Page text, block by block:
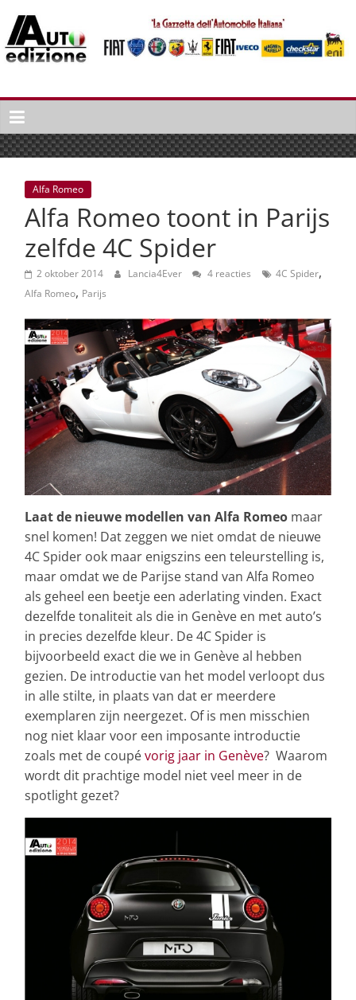
naar
inhoud
Auto
Edizione
La
Gazetta
dell'Automobile
Italiana
autonieuws
lifestyle
Alfa Romeo
Alfa Romeo toont in Parijs
zelfde 4C Spider
2 oktober 2014 Lancia4Ever 4 reacties 4C Spider,
Alfa Romeo, Parijs
Laat de nieuwe modellen van Alfa Romeo maar
snel komen! Dat zeggen we niet omdat de nieuwe
4C Spider ook maar enigszins een teleurstelling is,
maar omdat we de Parijse stand van Alfa Romeo
als geheel een beetje een aderlating vinden. Exact
dezelfde tonaliteit als die in Genève en met auto’s
in precies dezelfde kleur. De 4C Spider is
bijvoorbeeld exact die we in Genève al hebben
gezien. De introductie van het model verloopt dus
in alle stilte, in plaats van dat er meerdere
exemplaren zijn neergezet. Of is men misschien
nog niet klaar voor een imposante introductie
zoals met de coupévorig jaar in Genève? Waarom
wordt dit prachtige model niet veel meer in de
spotlight gezet?